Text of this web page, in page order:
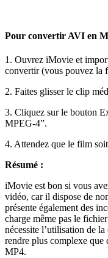
Pour convertir AVI en
1. Ouvrez iMovie et
convertir (vous pouvez la
2. Faites glisser le clip
3. Cliquez sur le bouton
MPEG-4”.
4. Attendez que le film
Résumé :
iMovie est bon si vous
vidéo, car il dispose de
présente également des
charge même pas le
nécessite l’utilisation de
rendre plus complexe que
MP4.